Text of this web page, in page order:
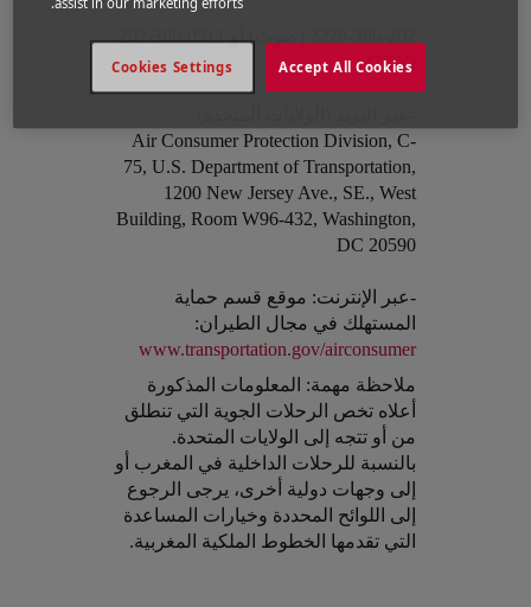
2220-366-202 (صوت) أو 0511-366-202
(TTY)
Air Consumer Protection Division, C-
75, U.S. Department of Transportation,
1200 New Jersey Ave., SE., West
Building, Room W96-432, Washington,
DC 20590
-عبر الإنترنت: موقع قسم حماية
المستهلك في مجال الطيران:
www.transportation.gov/airconsumer
Open in a new window
ملاحظة مهمة: المعلومات المذكورة
أعلاه تخص الرحلات الجوية التي تنطلق
من أو تتجه إلى الولايات المتحدة.
بالنسبة للرحلات الداخلية في المغرب أو
إلى وجهات دولية أخرى، يرجى الرجوع
إلى اللوائح المحددة وخيارات المساعدة
التي تقدمها الخطوط الملكية المغربية.
Accept All Cookies
Cookies Settings